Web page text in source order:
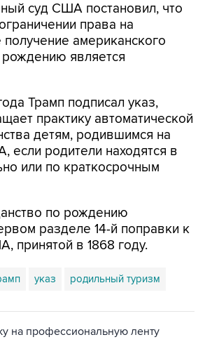
суд США постановил, что
права на
получение американского
является
Трамп подписал указ,
практику автоматической
детям, родившимся на
если родители находятся в
или по краткосрочным
по рождению
разделе 14-й поправки к
принятой в 1868 году.
указ родильный туризм
на профессиональную ленту